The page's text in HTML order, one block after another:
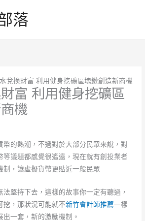
落
兌換財富 利用健身挖礦區塊鏈創造新商機
富 利用健身挖礦區
機
幣的熱潮，不過對於大部分民眾來說，對
等議題都感覺很遙遠，現在就有創投業者
制，讓虛擬貨幣更貼近一般民眾
堅持下去，這樣的故事你一定有聽過，
挖，那狀況可能就不新竹會計師推薦一樣
一套，新的激勵機制。